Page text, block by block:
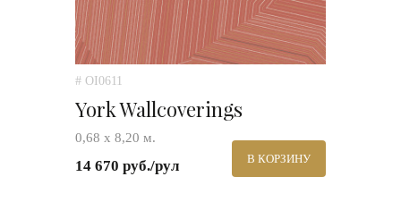
# OI0611
York Wallcoverings
0,68 х 8,20 м.
14 670 руб./рул В КОРЗИНУ